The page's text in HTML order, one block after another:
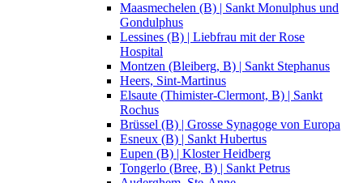
Maasmechelen (B) | Sankt Monulphus und
Gondulphus
Lessines (B) | Liebfrau mit der Rose
Hospital
Montzen (Bleiberg, B) | Sankt Stephanus
Heers, Sint-Martinus
Elsaute (Thimister-Clermont, B) | Sankt
Rochus
Brüssel (B) | Grosse Synagoge von Europa
Esneux (B) | Sankt Hubertus
Eupen (B) | Kloster Heidberg
Tongerlo (Bree, B) | Sankt Petrus